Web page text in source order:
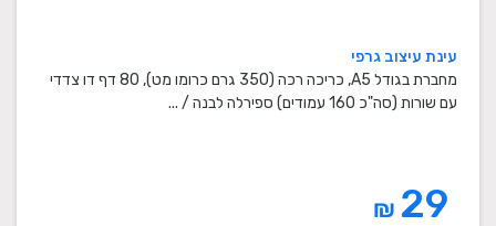
עינת עיצוב גרפי
מחברת בגודל A5, כריכה רכה (350 גרם כרומו מט), 80 דף דו צדדי
עם שורות (סה"כ 160 עמודים) ספירלה לבנה / ...
₪